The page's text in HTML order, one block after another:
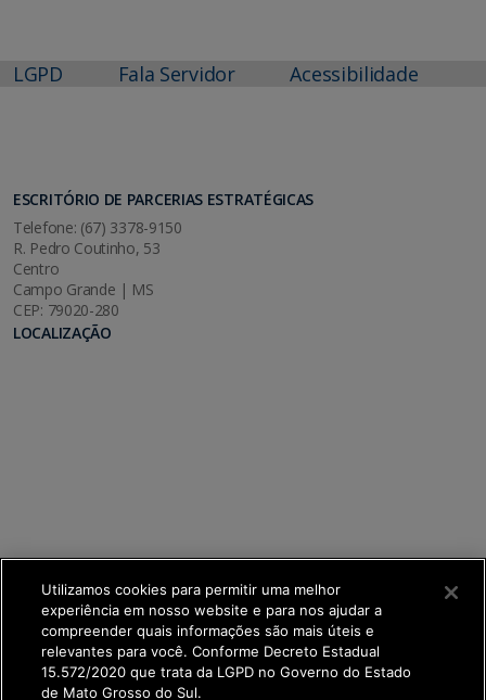
LGPD Fala Servidor Acessibilidade
ESCRITÓRIO DE PARCERIAS ESTRATÉGICAS
Telefone: (67) 3378-9150
R. Pedro Coutinho, 53
Centro
Campo Grande | MS
CEP: 79020-280
LOCALIZAÇÃO
Utilizamos cookies para permitir uma melhor
experiência em nosso website e para nos ajudar a
compreender quais informações são mais úteis e
relevantes para você. Conforme Decreto Estadual
15.572/2020 que trata da LGPD no Governo do Estado
de Mato Grosso do Sul.